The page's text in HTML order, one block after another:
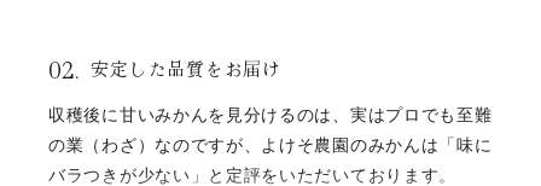
02. 安定した品質をお届け
収穫後に甘いみかんを見分けるのは、実はプロでも至難
の業（わざ）なのですが、よけそ農園のみかんは「味に
バラつきが少ない」と定評をいただいております。